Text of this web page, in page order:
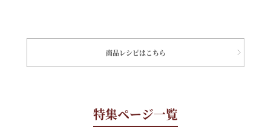
商品レシピはこちら
特集ページ一覧